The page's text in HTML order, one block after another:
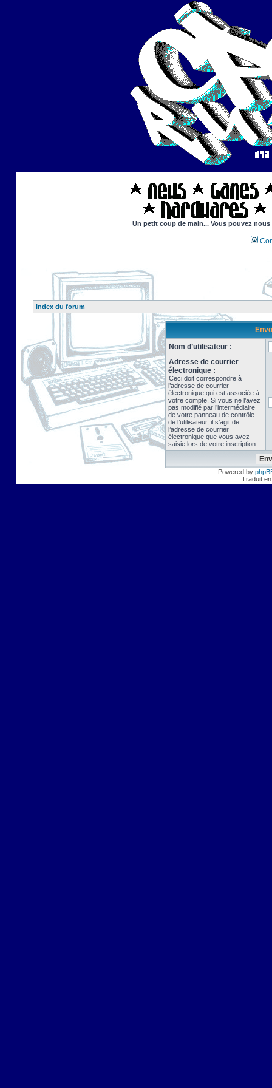
Un petit coup de main... Vous pouvez
Index du forum
Nom d’utilisateur :
Adresse de courrier
électronique :
Ceci doit correspondre à
l’adresse de courrier
électronique qui est associée à
votre compte. Si vous ne l’avez
pas modifié par l’intermédiaire
de votre panneau de contrôle
de l’utilisateur, il s’agit de
l’adresse de courrier
électronique que vous avez
saisie lors de votre inscription.
Powered by
Traduit